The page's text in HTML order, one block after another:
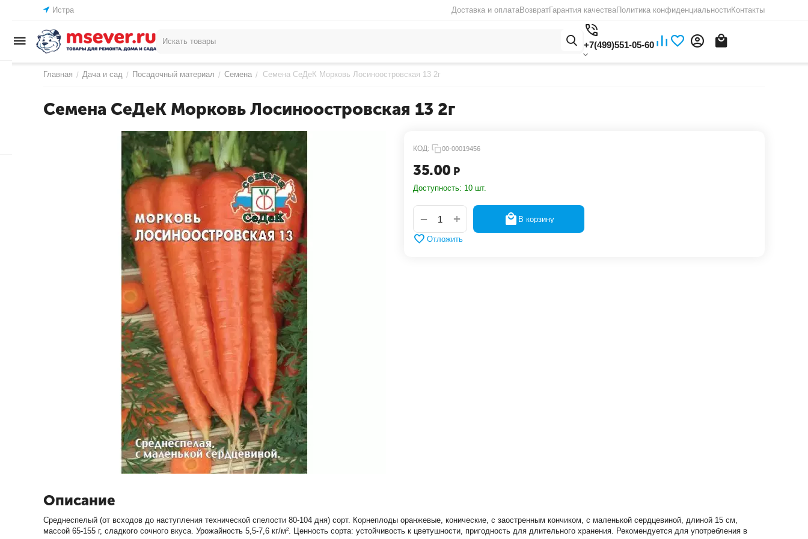
Истра Доставка и оплатаВозвратГарантия качестваПолитика конфиденциальностиКонтакты
+7(499)551-05-60
Главная / Дача и сад / Посадочный материал / Семена / Семена СеДеК Морковь Лосиноостровская 13 2г
Семена СеДеК Морковь Лосиноостровская 13 2г
КОД: 00-00019456
35.00 Р
Доступность: 10 шт.
+
− В корзину
Отложить
Описание
Среднеспелый (от всходов до наступления технической спелости 80-104 дня) сорт. Корнеплоды оранжевые, конические, с заостренным кончиком, с маленькой сердцевиной, длиной 15 см,
массой 65-155 г, сладкого сочного вкуса. Урожайность 5,5-7,6 кг/м². Ценность сорта: устойчивость к цветушности, пригодность для длительного хранения. Рекомендуется для употребления в